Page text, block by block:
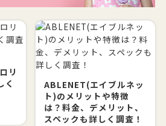
リ
く
ABLENET(エイブルネッ
ト)のメリットや特徴
は？料金、デメリット、
スペックも詳しく調査！